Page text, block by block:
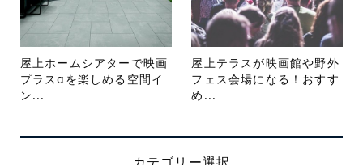
屋上ホームシアターで映画
プラスαを楽しめる空間イ
ン...
屋上テラスが映画館や野外
フェス会場になる！おすす
め...